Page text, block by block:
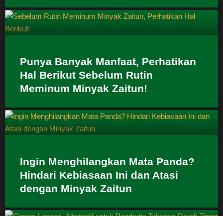
Punya Banyak Manfaat, Perhatikan
Hal Berikut Sebelum Rutin
Meminum Minyak Zaitun!
Ingin Menghilangkan Mata Panda?
Hindari Kebiasaan Ini dan Atasi
dengan Minyak Zaitun